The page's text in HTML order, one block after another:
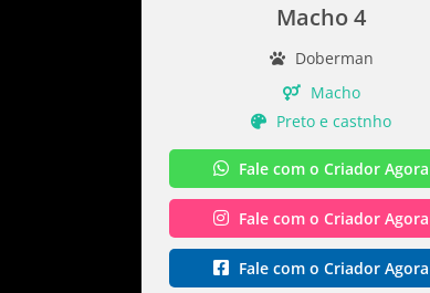
Macho 4
Doberman
Macho
Preto e castnho
Fale com o Criador Agora
Fale com o Criador Agora
Fale com o Criador Agora